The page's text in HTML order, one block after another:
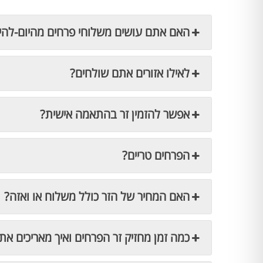
האם אתם עושים משלוחי פרחים מהיום-
לאילו אזורים אתם שולחים?
אפשר להזמין זר בהתאמה אישית?
הפרחים טריים?
האם המחיר של הזר כולל משלוח או ואזה?
כמה זמן מחזיק זר הפרחים ואיך מאריכים את